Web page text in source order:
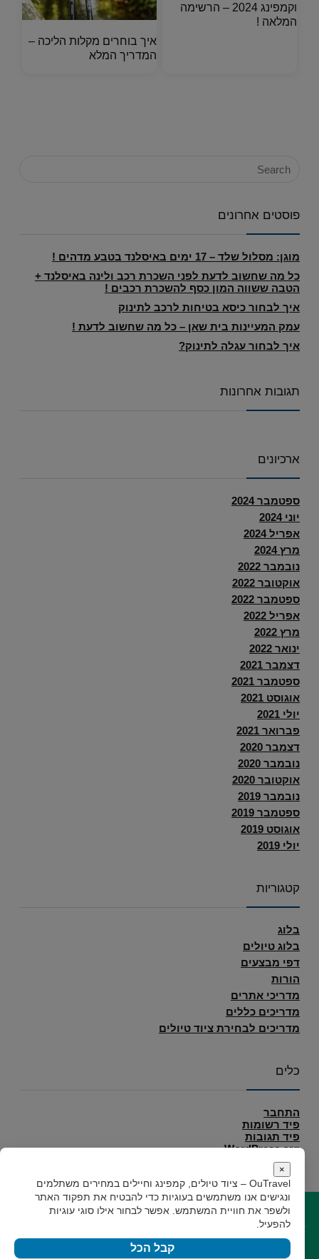
וקמפינג 2024 – הרשימה
המלאה !
איך בוחרים מקלות הליכה –
המדריך המלא
פוסטים אחרונים
מוגן: מסלול שלד – 17 ימים באיסלנד בטבע מדהים !
כל מה שחשוב לדעת לפני השכרת רכב ולינה באיסלנד +
הטבה ששווה המון כסף להשכרת רכבים !
איך לבחור כיסא בטיחות לרכב לתינוק
עמק המעיינות בית שאן – כל מה שחשוב לדעת !
איך לבחור עגלה לתינוק?
תגובות אחרונות
ארכיונים
ספטמבר 2024
יוני 2024
אפריל 2024
מרץ 2024
נובמבר 2022
אוקטובר 2022
ספטמבר 2022
אפריל 2022
מרץ 2022
ינואר 2022
דצמבר 2021
ספטמבר 2021
אוגוסט 2021
יולי 2021
פברואר 2021
דצמבר 2020
נובמבר 2020
אוקטובר 2020
נובמבר 2019
ספטמבר 2019
אוגוסט 2019
יולי 2019
קטגוריות
בלוג
בלוג טיולים
דפי מבצעים
הורות
מדריכי אתרים
מדריכים כללים
מדריכים לבחירת ציוד טיולים
כלים
התחבר
פיד רשומות
פיד תגובות
WordPress.org
קישורים
קצת עלינותקנוןגילוי נאותצור קשר
×
OuTravel – ציוד טיולים, קמפינג וחיילים במחירים משתלמים
ונגישים אנו משתמשים בעוגיות כדי להבטיח את תפקוד האתר
ולשפר את חוויית המשתמש. אפשר לבחור אילו סוגי עוגיות
להפעיל.
קבל הכל